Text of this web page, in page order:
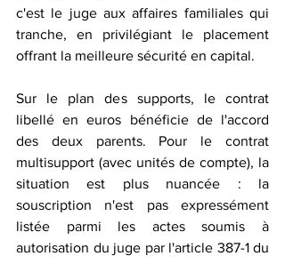
c'est le juge aux affaires familiales qui
tranche, en privilégiant le placement
offrant la meilleure sécurité en capital.
Sur le plan des supports, le contrat
libellé en euros bénéficie de l'accord
des deux parents. Pour le contrat
multisupport (avec unités de compte), la
situation est plus nuancée : la
souscription n'est pas expressément
listée parmi les actes soumis à
autorisation du juge par l'article 387-1 du